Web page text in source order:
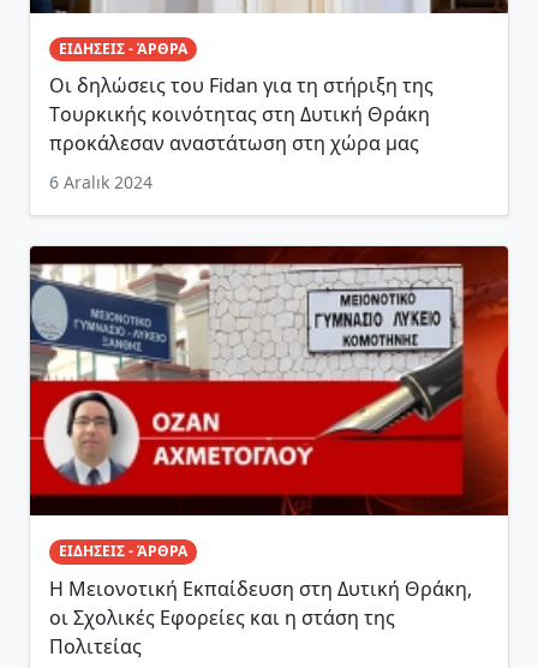
ΕΙΔΗΣΕΙΣ - ΆΡΘΡΑ
Οι δηλώσεις του Fidan για τη στήριξη της
Tουρκικής κοινότητας στη Δυτική Θράκη
προκάλεσαν αναστάτωση στη χώρα μας
6 Aralık 2024
ΕΙΔΗΣΕΙΣ - ΆΡΘΡΑ
Η Μειονοτική Εκπαίδευση στη Δυτική Θράκη,
οι Σχολικές Εφορείες και η στάση της
Πολιτείας